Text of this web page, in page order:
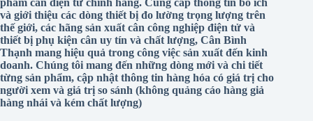
thế giới, các hãng sản xuất cân công nghiệp điện tử và
thiết bị phụ kiện cân uy tín và chất lượng, Cân Bình
Thạnh mang hiệu quả trong công việc sản xuất đến kinh
doanh. Chúng tôi mang đến những dòng mới và chi tiết
từng sản phẩm, cập nhật thông tin hàng hóa có giá trị cho
người xem và giá trị so sánh (không quảng cáo hàng giả
hàng nhái và kém chất lượng)
Trang web: Cân điện tử Bình Thạnh (canbinhthanh.com)